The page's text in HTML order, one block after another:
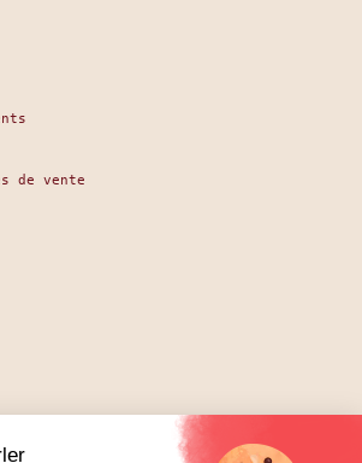
de vente
les gourmands et les gourmets
produits de qualité au meilleur